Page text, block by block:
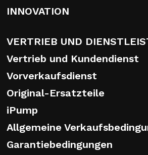
INNOVATION
VERTRIEB UND
Vertrieb und Kundendienst
Vorverkaufsdienst
Original-Ersatzteile
iPump
Allgemeine
Garantiebedingungen